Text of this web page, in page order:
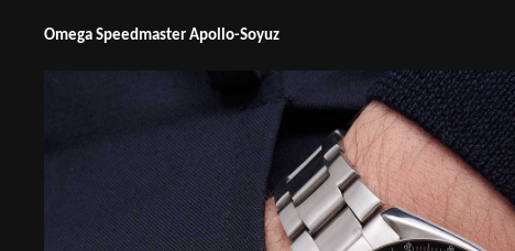
Omega Speedmaster Apollo-Soyuz